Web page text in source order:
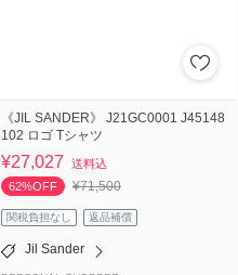
《JIL SANDER》 J21GC0001 J45148
102 ロゴ Tシャツ
¥27,027
送料込
62%OFF
¥71,500
関税負担なし 返品補償
Jil Sander